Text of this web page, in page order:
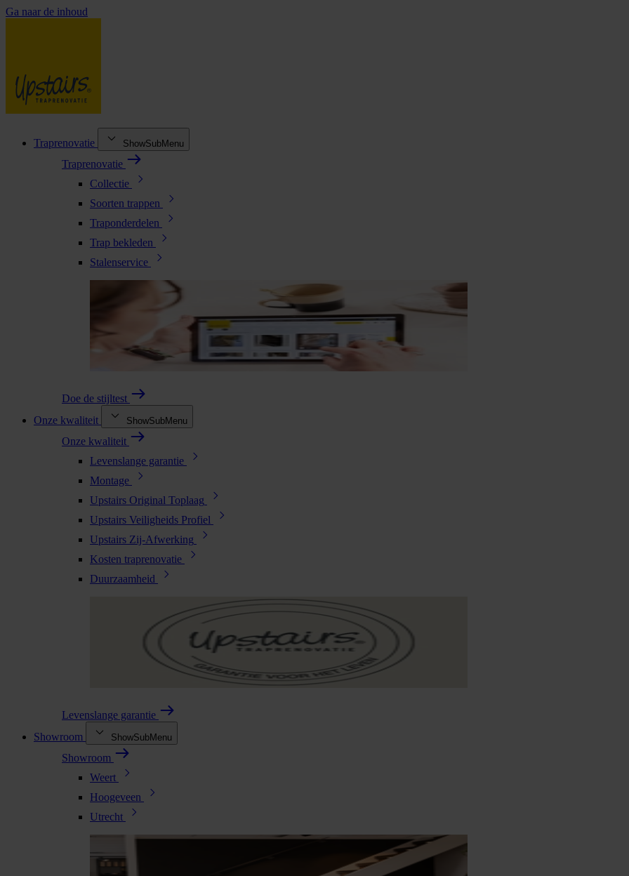
Ga naar de inhoud
Traprenovatie ShowSubMenu
Traprenovatie
Collectie
Soorten trappen
Traponderdelen
Trap bekleden
Stalenservice
Doe de stijltest
Onze kwaliteit
ShowSubMenu
Onze kwaliteit
Levenslange garantie
Montage
Upstairs Original Toplaag
Upstairs Veiligheids Profiel
Upstairs Zij-Afwerking
Kosten traprenovatie
Duurzaamheid
Levenslange garantie
Showroom
ShowSubMenu
Showroom
Weert
Hoogeveen
Utrecht